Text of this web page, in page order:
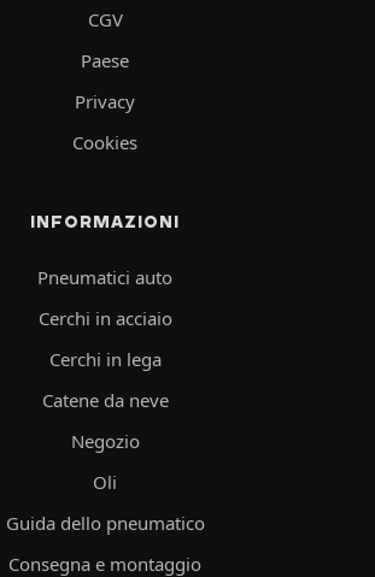
CGV
Paese
Privacy
Cookies
INFORMAZIONI
Pneumatici auto
Cerchi in acciaio
Cerchi in lega
Catene da neve
Negozio
Oli
Guida dello pneumatico
Consegna e montaggio